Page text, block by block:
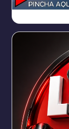
https://